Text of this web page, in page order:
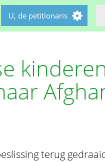
U, de petitionaris
terug